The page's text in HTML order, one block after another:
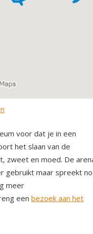
voor dat je in een
het slaan van de
zweet en moed. De
gebruikt maar spreekt
meer
een bezoek aan het